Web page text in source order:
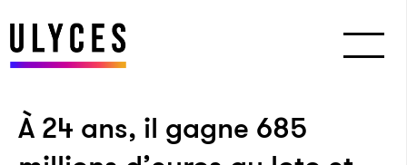
À 24 ans, il gagne 685